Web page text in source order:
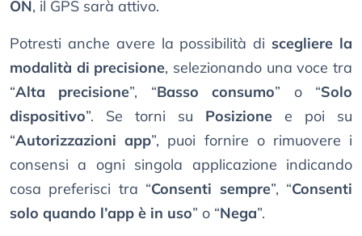
ON, il GPS sarà attivo.
Potresti anche avere la possibilità di scegliere la
modalità di precisione, selezionando una voce tra
“Alta precisione”, “Basso consumo” o “Solo
dispositivo”. Se torni su Posizione e poi su
“Autorizzazioni app”, puoi fornire o rimuovere i
consensi a ogni singola applicazione indicando
cosa preferisci tra “Consenti sempre”, “Consenti
solo quando l’app è in uso” o “Nega”.